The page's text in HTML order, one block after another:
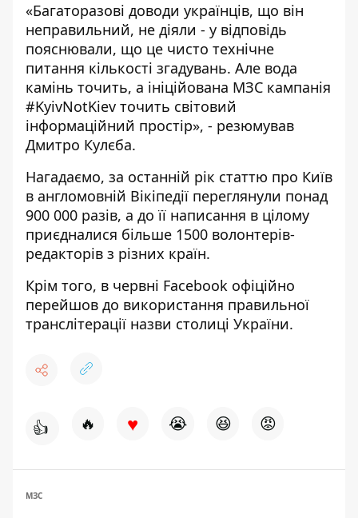
«Багаторазові доводи українців, що він
неправильний, не діяли - у відповідь
пояснювали, що це чисто технічне
питання кількості згадувань. Але вода
камінь точить, а ініційована МЗС кампанія
#KyivNotKiev точить світовий
інформаційний простір», - резюмував
Дмитро Кулєба.
Нагадаємо, за останній рік статтю про Київ
в англомовній Вікіпедії переглянули понад
900 000 разів, а до її написання в цілому
приєдналися більше 1500 волонтерів-
редакторів з різних країн.
Крім того, в червні Facebook офіційно
перейшов до використання правильної
транслітерації назви столиці України.
👍 🔥 ♥ 😭 😆 😡
МЗС